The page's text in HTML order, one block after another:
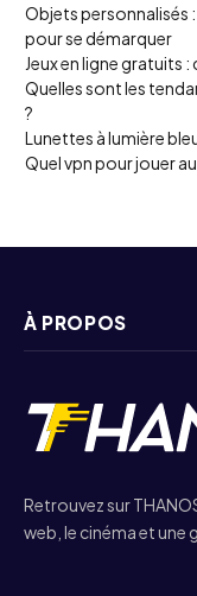
Objets personnalisés
pour se démarquer
Jeux en ligne gratuits
Quelles sont les
?
Lunettes à lumière
Quel vpn pour jouer
À PROPOS
Retrouvez sur
web, le cinéma et une